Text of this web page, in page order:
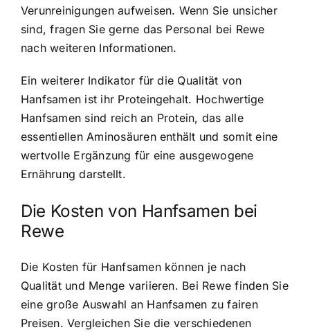
Verunreinigungen aufweisen. Wenn Sie unsicher
sind, fragen Sie gerne das Personal bei Rewe
nach weiteren Informationen.
Ein weiterer Indikator für die Qualität von
Hanfsamen ist ihr Proteingehalt. Hochwertige
Hanfsamen sind reich an Protein, das alle
essentiellen Aminosäuren enthält und somit eine
wertvolle Ergänzung für eine ausgewogene
Ernährung darstellt.
Die Kosten von Hanfsamen bei
Rewe
Die Kosten für Hanfsamen können je nach
Qualität und Menge variieren. Bei Rewe finden Sie
eine große Auswahl an Hanfsamen zu fairen
Preisen. Vergleichen Sie die verschiedenen